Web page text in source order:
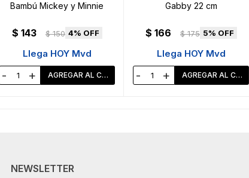
Bambú Mickey y Minnie
$ 143 $ 150 4
Llega HOY Mvd
- +
Gabby 22 cm
$ 166 $ 175 5
Llega HOY Mvd
- +
NEWSLETTER